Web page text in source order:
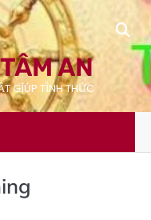
AN
GÍÚP TỈNH THỨC